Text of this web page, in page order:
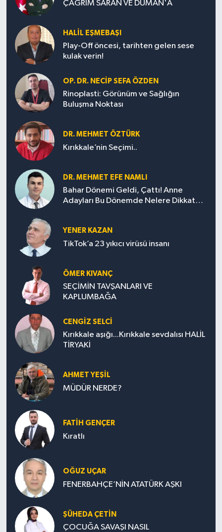
ÇAĞRIM SARAN VE DUMAN'A
HALIL EŞMEBAŞI
Play-Off öncesi, tarihten gelen sese
kulak verin!
OP. DR. NECIP SEFA ÖZDEN
Rinoplasti: Görünüm ve Sağlığın
Buluşma Noktası
DR. MEHMET ÖZTÜRK
Kırıkkale’nin Seçimi..
DR. MEHMET EFE NAMLI
Bahar Dönemi Geldi, Çattı! Anne
Adayları Bu Dönemde Nelere Dikkat
YENER KAZAN
TikTok’a 23 yıkıcı virüsü insanı
ÖMER KIVANÇ
SEÇİMİN TAVŞANLARI VE
KAPLUMBAĞA
CENGİZ SELCİ
Kırıkkale aşığı...Kırıkkale sevdalısı HALİL
TİRYAKİ
AHMET YEŞİL
MÜDÜR NERDE?
FATIH GENÇER
Kıratlı
OĞUZ UÇAR
FENERBAHÇE’NİN ATATÜRK AŞKI
ŞÜHEDA ÇETİN
ÇOCUĞA SAVAŞI NASIL